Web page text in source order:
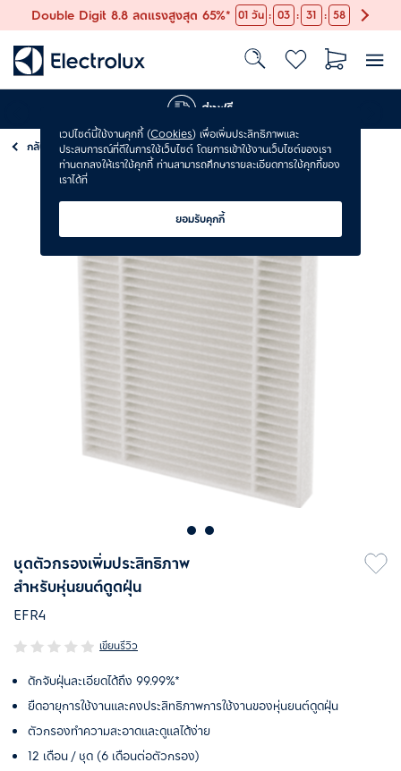
Double Digit 8.8 ลดแรงสูงสุด 65%* 01 วัน : 03 : 31 : 57
ส่งฟรี
กลับ อุปกรณ์เสริมและอะไหล่เครื่องดูดฝุ่น
ชุดตัวกรองเพิ่มประสิทธิภาพ
สำหรับหุ่นยนต์ดูดฝุ่น
EFR4
เขียนรีวิว
ดักจับฝุ่นละเอียดได้ถึง 99.99%*
ยืดอายุการใช้งานและคงประสิทธิภาพการใช้งานของหุ่นยนต์ดูดฝุ่น
ตัวกรองทำความสะอาดและดูแลได้ง่าย
12 เดือน / ชุด (6 เดือนต่อตัวกรอง)
เวปไซต์นี้ใช้งานคุกกี้ (Cookies) เพื่อเพิ่มประสิทธิภาพและ
ประสบการณ์ที่ดีในการใช้เว็บไซต์ โดยการเข้าใช้งานเว็บไซต์ของเรา
ท่านตกลงให้เราใช้คุกกี้ ท่านสามารถศึกษารายละเอียดการใช้คุกกี้ของ
เราได้ที่
ยอมรับคุกกี้